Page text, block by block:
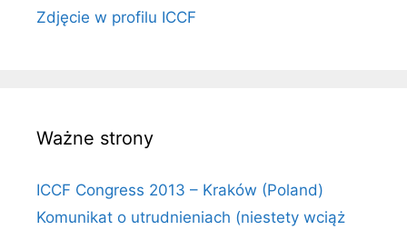
Zdjęcie w profilu ICCF
Ważne strony
ICCF Congress 2013 – Kraków (Poland)
Komunikat o utrudnieniach (niestety wciąż